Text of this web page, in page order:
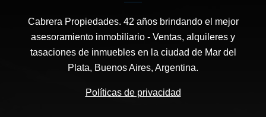
Cabrera Propiedades. 42 años brindando el mejor
asesoramiento inmobiliario - Ventas, alquileres y
tasaciones de inmuebles en la ciudad de Mar del
Plata, Buenos Aires, Argentina.
Políticas de privacidad